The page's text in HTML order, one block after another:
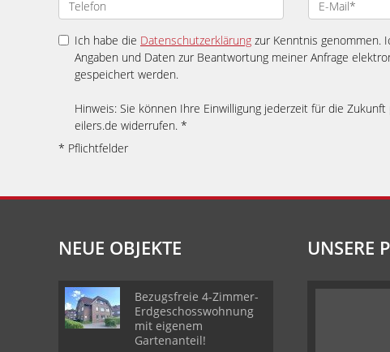
Ich habe die Datenschutzerklärung zur Kenntnis genommen.
Angaben und Daten zur Beantwortung meiner Anfrage
gespeichert werden.
Hinweis: Sie können Ihre Einwilligung jederzeit für die Zukunft
eilers.de widerrufen. *
* Pflichtfelder
NEUE OBJEKTE
Bezugsfreie 4-Zimmer-
Erdgeschosswohnung
mit eigenem
Gartenanteil!
UNSERE